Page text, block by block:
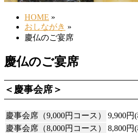
HOME »
おしながき »
慶仏のご宴席
慶仏のご宴席
＜慶事会席＞
慶事会席（9,000円コース）
9,900円
慶事会席（8,000円コース）
8,800円